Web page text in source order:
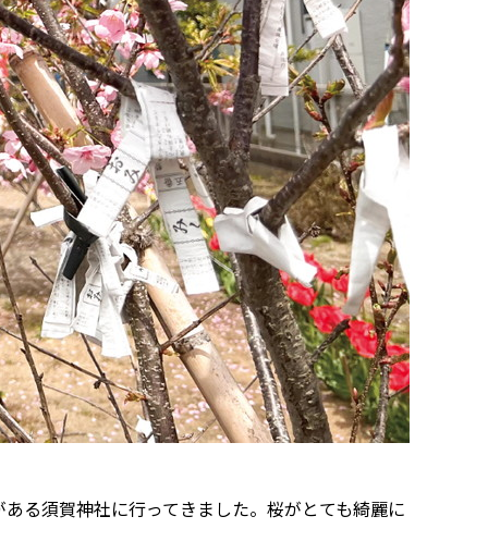
る須賀神社に行ってきました。桜がとても綺麗に